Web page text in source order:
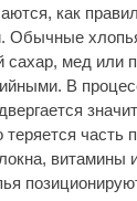
как
Обычные
мед или
В
теряется часть
витамины